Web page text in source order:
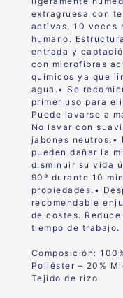
extragruesa con
activas, 10 veces
humano.
entrada y
con microfibras
químicos ya que
agua.•Se
primer uso para
Puede lavarse a
No lavar con
jabones neutros. •
pueden dañar la
disminuir su vida
90º durante 10
propiedades. •
recomendable
de costes.
tiempo de trabajo.
Composición:
Poliéster – 20%
Tejido de rizo